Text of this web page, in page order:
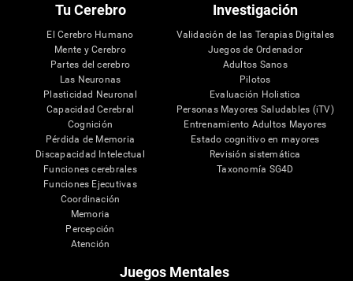
Tu Cerebro
El Cerebro Humano
Mente y Cerebro
Partes del cerebro
Las Neuronas
Plasticidad Neuronal
Capacidad Cerebral
Cognición
Pérdida de Memoria
Discapacidad Intelectual
Funciones cerebrales
Funciones Ejecutivas
Coordinación
Memoria
Percepción
Atención
Investigación
Validación de las Terapias Digitales
Juegos de Ordenador
Adultos Sanos
Pilotos
Evaluación Holistica
Personas Mayores Saludables (iTV)
Entrenamiento Adultos Mayores
Estado cognitivo en mayores
Revisión sistemática
Taxonomía SG4D
Juegos Mentales